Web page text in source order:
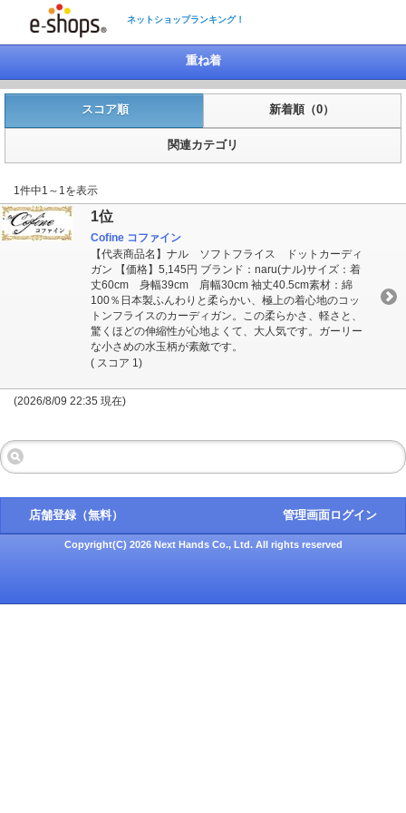
ネットショップランキング！
重ね着
スコア順 新着順（0）
関連カテゴリ
1件中1～1を表示
1位
Cofine コファイン
【代表商品名】ナル ソフトフライス ドットカーディ
ガン 【価格】5,145円 ブランド：naru(ナル)サイズ：着
丈60cm 身幅39cm 肩幅30cm 袖丈40.5cm素材：綿
100％日本製ふんわりと柔らかい、極上の着心地のコッ
トンフライスのカーディガン。この柔らかさ、軽さと、
驚くほどの伸縮性が心地よくて、大人気です。ガーリー
な小さめの水玉柄が素敵です。
( スコア 1)
(2026/8/09 22:35 現在)
店舗登録（無料） 管理画面ログイン
Copyright(C) 2026 Next Hands Co., Ltd. All rights reserved